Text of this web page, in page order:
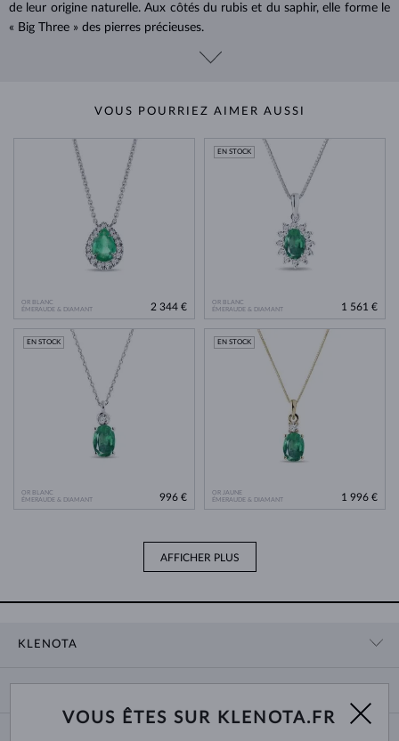
de leur origine naturelle. Aux côtés du rubis et du saphir, elle forme le
« Big Three » des pierres précieuses.
VOUS POURRIEZ AIMER AUSSI
OR BLANC
ÉMERAUDE & DIAMANT
2 344 €
OR BLANC
ÉMERAUDE & DIAMANT
EN STOCK
1 561 €
OR BLANC
ÉMERAUDE & DIAMANT
EN STOCK
996 €
OR JAUNE
ÉMERAUDE & DIAMANT
EN STOCK
1 996 €
AFFICHER PLUS
KLENOTA
NOUS CONNAÎTRE
LIVRAISON ET PAIEMENT
VOUS ÊTES SUR KLENOTA.FR